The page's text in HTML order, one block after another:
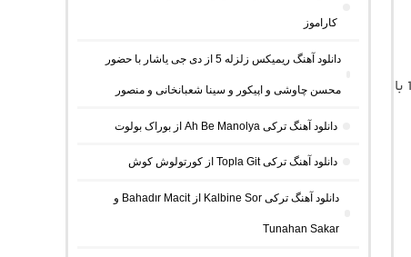
کاراموز
دانلود آهنگ ریمیکس زلزله 5 از دی جی یاشار با حضور
محسن چاوشی و اپیکور و سینا شعبانخانی و منصور
دانلود آهنگ ترکی Ah Be Manolya از بوراک بولوت
دانلود آهنگ ترکی Topla Git از کورتولوش کوش
دانلود آهنگ ترکی Kalbine Sor از Bahadır Macit و
Tunahan Sakar